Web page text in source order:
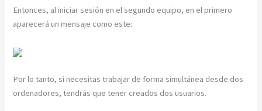
Entonces, al iniciar sesión en el segundo equipo, en el primero
aparecerá un mensaje como este:
Por lo tanto, si necesitas trabajar de forma simultánea desde dos
ordenadores, tendrás que tener creados dos usuarios.